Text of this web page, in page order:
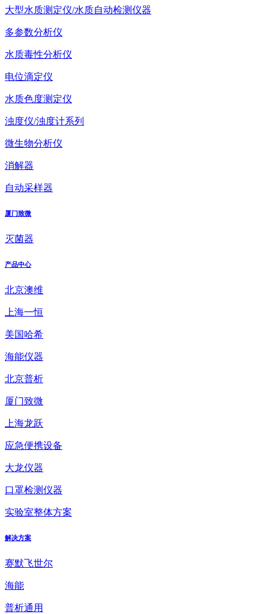
大型水质测定仪/水质自动检测仪器
多参数分析仪
水质毒性分析仪
电位滴定仪
水质色度测定仪
浊度仪/浊度计系列
微生物分析仪
消解器
自动采样器
厦门致微
灭菌器
产品中心
北京澳维
上海一恒
美国哈希
海能仪器
北京普析
厦门致微
上海龙跃
应急便携设备
大龙仪器
口罩检测仪器
实验室整体方案
解决方案
赛默飞世尔
海能
普析通用